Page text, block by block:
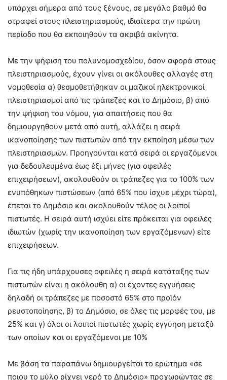
υπάρχει σήμερα από τους ξένους, σε μεγάλο βαθμό θα
στραφεί στους πλειστηριασμούς, ιδιαίτερα την πρώτη
περίοδο που θα εκποιηθούν τα ακριβά ακίνητα.
Με την ψήφιση του πολυνομοσχεδίου, όσον αφορά στους
πλειστηριασμούς, έχουν γίνει οι ακόλουθες αλλαγές στη
νομοθεσία α) θεσμοθετήθηκαν οι μαζικοί ηλεκτρονικοί
πλειστηριασμοί από τις τράπεζες και το Δημόσιο, β) από
την ψήφιση του νόμου, για απαιτήσεις που θα
δημιουργηθούν μετά από αυτή, αλλάζει η σειρά
ικανοποίησης των πιστωτών από την εκποίηση μέσω των
πλειστηριασμών. Προηγούνται κατά σειρά οι εργαζόμενοι
για δεδουλευμένα έως έξι μήνες (για οφειλές
επιχειρήσεων), ακολουθούν οι τράπεζες για το 100% των
ενυπόθηκων πιστώσεων (από 65% που ίσχυε μέχρι τώρα),
έπεται το Δημόσιο και ακολουθούν τέλος οι λοιποί
πιστωτές. Η σειρά αυτή ισχύει είτε πρόκειται για οφειλές
ιδιωτών (χωρίς την ικανοποίηση των εργαζόμενων) είτε
επιχειρήσεων.
Για τις ήδη υπάρχουσες οφειλές η σειρά κατάταξης των
πιστωτών είναι η ακόλουθη α) οι έχοντες εγγυήσεις
δηλαδή οι τράπεζες με ποσοστό 65% στο προϊόν
ρευστοποίησης, β) το Δημόσιο, σε όλες τις μορφές του, με
25% και γ) όλοι οι λοιποί πιστωτές χωρίς εγγύηση μεταξύ
των οποίων και οι εργαζόμενοι με 10%
Με βάση τα παραπάνω δημιουργείται το ερώτημα «σε
ποιου το μύλο ρίχνει νερό το Δημόσιο» προχωρώντας σε